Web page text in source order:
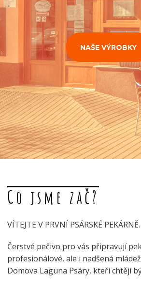
NAŠE VÝROBKY
Co jsme zač?
VÍTEJTE V PRVNÍ PSÁRSKÉ PEKÁRNĚ.
Čerstvé pečivo pro vás připravují
profesionálové, ale i nadšená
Domova Laguna Psáry, kteří chtějí